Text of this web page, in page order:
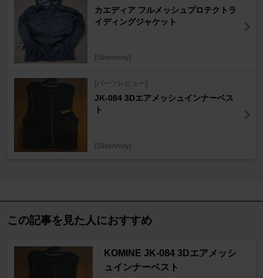
カエディア フルメッシュプロテクトラ
イディングジャケット
[Silvervoxy]
[パーツレビュー]
JK-084 3Dエアメッシュインナーベス
ト
[Silvervoxy]
この記事を見た人におすすめ
KOMINE JK-084 3Dエアメッシ
ュインナーベスト